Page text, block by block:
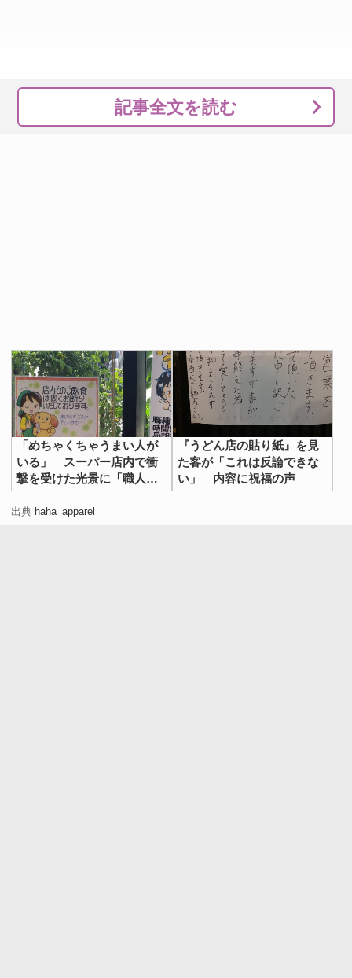
記事全文を読む
「めちゃくちゃうまい人が
いる」 スーパー店内で衝
撃を受けた光景に「職人
技」「これを求めていた」
『うどん店の貼り紙』を見
た客が「これは反論できな
い」 内容に祝福の声
出典 haha_apparel